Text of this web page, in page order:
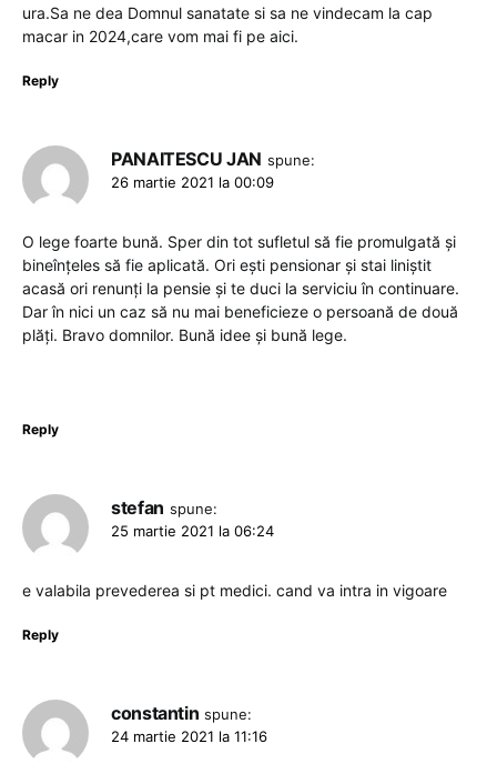
ura.Sa ne dea Domnul sanatate si sa ne vindecam la cap
macar in 2024,care vom mai fi pe aici.
Reply
PANAITESCU JAN spune:
26 martie 2021 la 00:09
O lege foarte bună. Sper din tot sufletul să fie promulgată și
bineînțeles să fie aplicată. Ori ești pensionar și stai liniștit
acasă ori renunți la pensie și te duci la serviciu în continuare.
Dar în nici un caz să nu mai beneficieze o persoană de două
plăți. Bravo domnilor. Bună idee și bună lege.
Reply
stefan spune:
25 martie 2021 la 06:24
e valabila prevederea si pt medici. cand va intra in vigoare
Reply
constantin spune:
24 martie 2021 la 11:16